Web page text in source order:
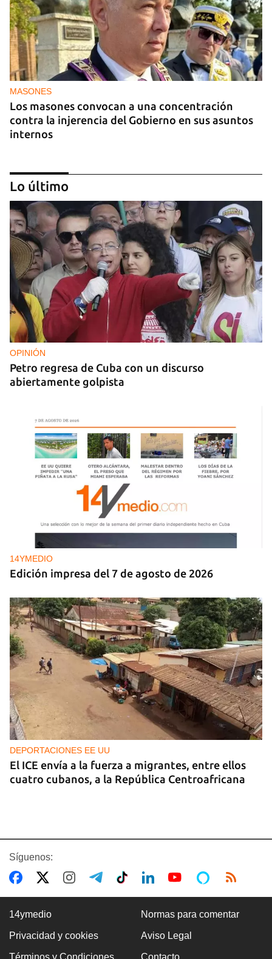
MASONES
Los masones convocan a una concentración
contra la injerencia del Gobierno en sus asuntos
internos
FOTO DEL DÍA
Lluvia para beber, agua contaminada para el día a
día
Lo último
OPINIÓN
Petro regresa de Cuba con un discurso
abiertamente golpista
14YMEDIO
Edición impresa del 7 de agosto de 2026
DEPORTACIONES EE UU
El ICE envía a la fuerza a migrantes, entre ellos
cuatro cubanos, a la República Centroafricana
GUERRA
Síguenos:
14ymedio Normas para comentar
Privacidad y cookies Aviso Legal
Términos y Condiciones Contacto